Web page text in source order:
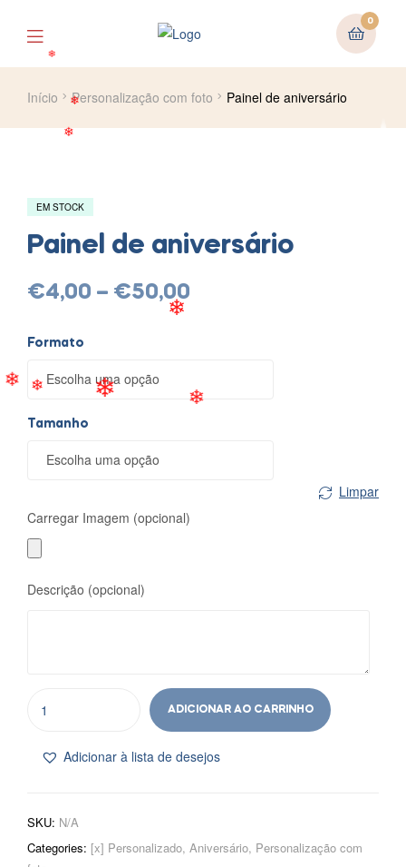
0
Início Personalização com foto Painel de aniversário
EM STOCK
Painel de aniversário
€4,00 – €50,00
Formato
Tamanho
Limpar
Carregar Imagem (opcional)
Descrição (opcional)
ADICIONAR AO CARRINHO
Adicionar à lista de desejos
SKU: N/A
Categories: [x] Personalizado, Aniversário, Personalização com
❄
❄